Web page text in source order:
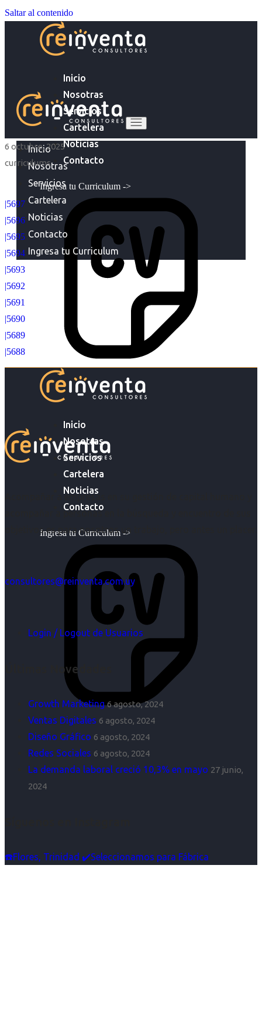
Saltar al contenido
Inicio
Nosotras
Servicios
Cartelera
Noticias
Contacto
Ingresa tu Curriculum ->
Inicio
Nosotras
Servicios
Cartelera
Noticias
Contacto
Ingresa tu Curriculum ->
Inicio
Nosotras
Servicios
Cartelera
Noticias
Contacto
Ingresa tu Curriculum
6 octubre, 2025
curriculums
|5697
|5696
|5695
|5694
|5693
|5692
|5691
|5690
|5689
|5688
Acompañar a empresas en su gestión de capital humano y
acompañar a personas en la búsqueda y encuentro de sus
objetivos es para nosotros un trabajo, pero antes un placer.
consultores@reinventa.com.uy
Login / Logout de Usuarios
Últimas Novedades
Growth Marketing 6 agosto, 2024
Ventas Digitales 6 agosto, 2024
Diseño Gráfico 6 agosto, 2024
Redes Sociales 6 agosto, 2024
La demanda laboral creció 10,3% en mayo 27 junio,
2024
☎️Flores, Trinidad ✔️Seleccionamos para Fábrica